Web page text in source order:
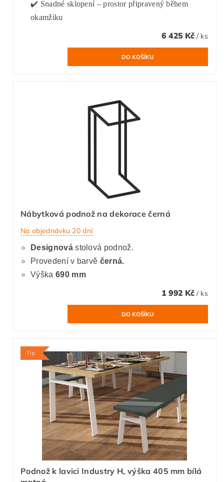
✔️ Snadné sklopení – prostor připravený během
okamžiku
6 425 Kč / ks
Nábytková podnož na dekorace černá
Na objednávku 20 dní
Designovástolová podnož.
Provedení v barvě černá.
Výška 690 mm
1 992 Kč / ks
Tip
Podnož k lavici Industry H, výška 405 mm bílá